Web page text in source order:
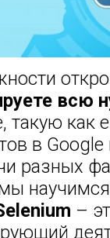
всю
такую как
в
разных
–